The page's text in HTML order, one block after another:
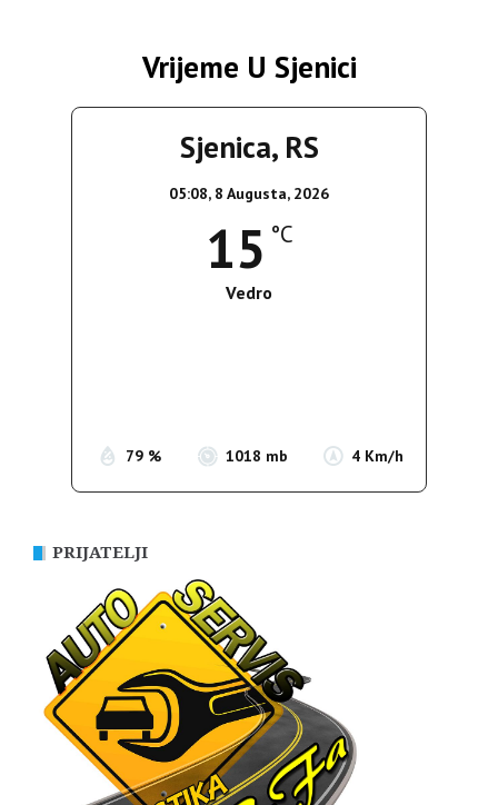
Vrijeme U Sjenici
Sjenica, RS
05:08, 8 Augusta, 2026
15 °C
Vedro
79 % 1018 mb 4 Km/h
PRIJATELJI